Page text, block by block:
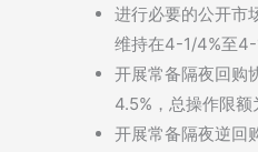
进行必要的公开市
维持在4-1/4%至4-
开展常备隔夜回购
4.5%，总操作限额
开展常备隔夜逆回